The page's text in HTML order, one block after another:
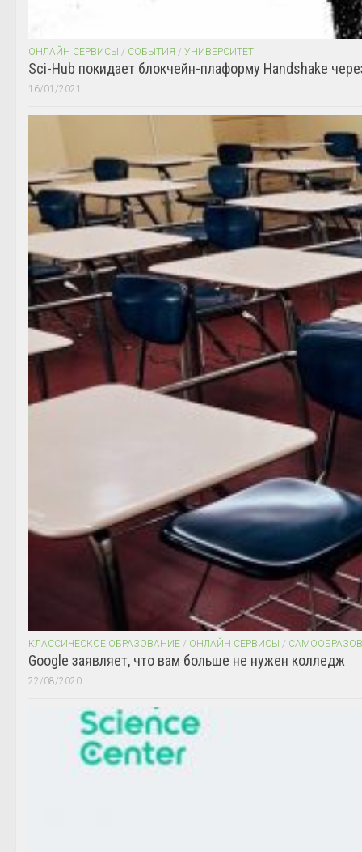
ОНЛАЙН СЕРВИСЫ / СОБЫТИЯ / УНИВЕРСИТЕТ
Sci-Hub покидает блокчейн-плаформу Handshake
16/01/2021
КЛАССИЧЕСКОЕ ОБРАЗОВАНИЕ / ОНЛАЙН СЕРВИСЫ /
Google заявляет, что вам больше не нужен колледж
22/08/2020